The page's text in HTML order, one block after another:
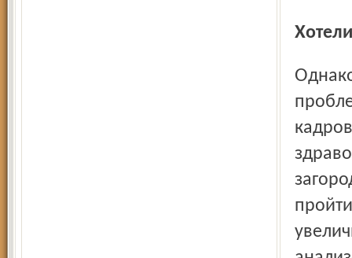
Однако в этом году может возникнуть ещё одна